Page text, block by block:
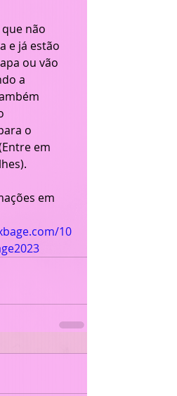
e já estão
ou vão
a
o
em
10